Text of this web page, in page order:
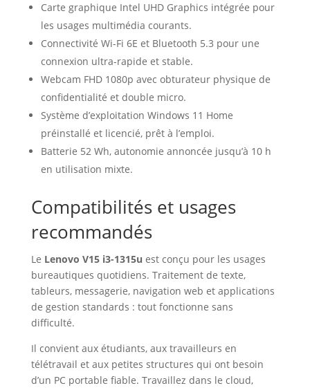
Carte graphique Intel UHD Graphics intégrée pour
les usages multimédia courants.
Connectivité Wi-Fi 6E et Bluetooth 5.3 pour une
connexion ultra-rapide et stable.
Webcam FHD 1080p avec obturateur physique de
confidentialité et double micro.
Système d’exploitation Windows 11 Home
préinstallé et licencié, prêt à l’emploi.
Batterie 52 Wh, autonomie annoncée jusqu’à 10 h
en utilisation mixte.
Compatibilités et usages
recommandés
Le Lenovo V15 i3-1315u est conçu pour les usages
bureautiques quotidiens. Traitement de texte,
tableurs, messagerie, navigation web et applications
de gestion standards : tout fonctionne sans
difficulté.
Il convient aux étudiants, aux travailleurs en
télétravail et aux petites structures qui ont besoin
d’un PC portable fiable. Travaillez dans le cloud,